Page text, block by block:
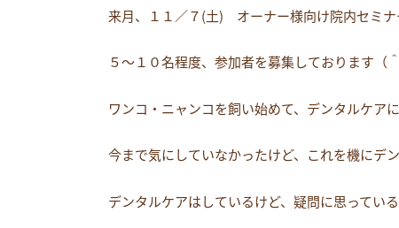
来月、１１／７(土) オーナー様向け院内セミナ
５～１０名程度、参加者を募集しております（
ワンコ・ニャンコを飼い始めて、デンタルケア
今まで気にしていなかったけど、これを機にデ
デンタルケアはしているけど、疑問に思っている